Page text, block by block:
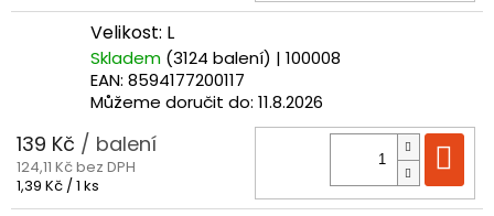
Velikost: L
Skladem (3124 balení) | 100008
EAN: 8594177200117
Můžeme doručit do: 11.8.2026
139 Kč / balení
124,11 Kč bez DPH
Měrná
cena:
1,39 Kč / 1 ks